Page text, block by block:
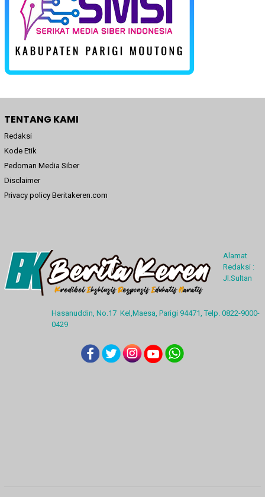
TENTANG KAMI
Redaksi
Kode Etik
Pedoman Media Siber
Disclaimer
Privacy policy Beritakeren.com
Alamat
Redaksi :
Jl.Sultan
Hasanuddin, No.17 Kel,Maesa, Parigi 94471, Telp. 0822-9000-
0429